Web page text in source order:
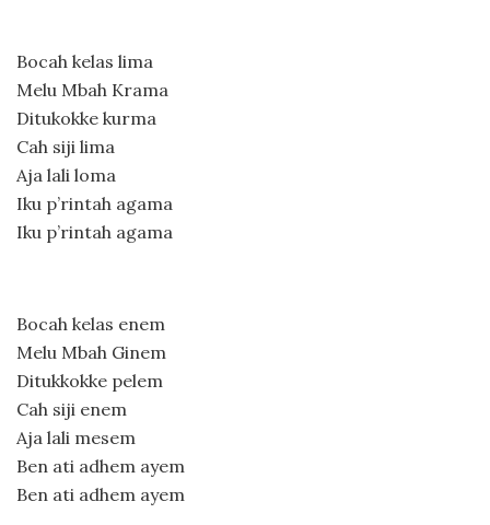
Bocah kelas lima
Melu Mbah Krama
Ditukokke kurma
Cah siji lima
Aja lali loma
Iku p’rintah agama
Iku p’rintah agama
Bocah kelas enem
Melu Mbah Ginem
Ditukkokke pelem
Cah siji enem
Aja lali mesem
Ben ati adhem ayem
Ben ati adhem ayem